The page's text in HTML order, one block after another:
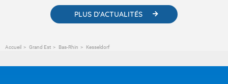
PLUS D'ACTUALITÉS
Accueil Grand Est Bas-Rhin Kesseldorf